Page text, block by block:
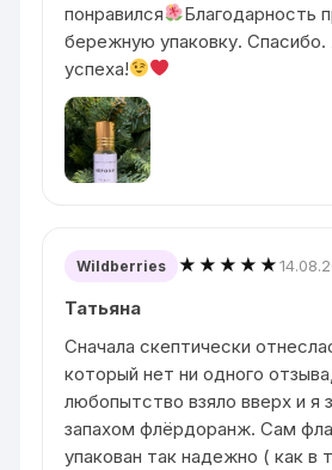
понравился
Благодарность
бережную упаковку.
успеха!
Wildberries ★★★★★
Татьяна
Сначала скептически
который нет ни одного
любопытство взяло вверх и я
запахом флёрдоранж. Сам
упакован так надежно ( как в